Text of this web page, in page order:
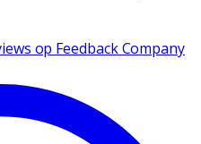
op Feedback Company